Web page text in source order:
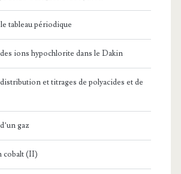
tableau périodique
ions hypochlorite dans le Dakin
et titrages de polyacides et de
gaz
cobalt (II)